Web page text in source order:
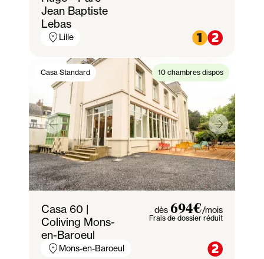
Jean Baptiste
Lebas
Lille
Casa Standard 10 chambres dispos
Casa 60 |
Coliving Mons-
en-Baroeul
dès 694€/mois
Frais de dossier réduit
Mons-en-Baroeul